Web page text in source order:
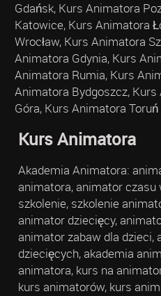
Gdańsk, Kurs Animatora
Katowice, Kurs Animatora
Wrocław, Kurs Animatora
Animatora Gdynia, Kurs
Animatora Rumia, Kurs
Animatora Bydgoszcz,
Góra, Kurs Animatora
Kurs Animatora
Akademia Animatora:
animatora, animator czasu
szkolenie, szkolenie
animator dziecięcy,
animator zabaw dla dzieci,
dziecięcych, akademia
animatora, kurs na
kurs animatorów, kurs